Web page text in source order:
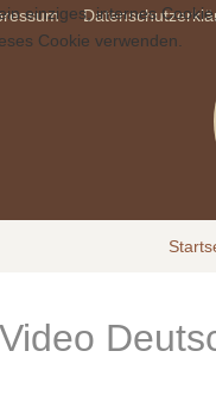
Video
einziges, internes
Cookie verwenden.